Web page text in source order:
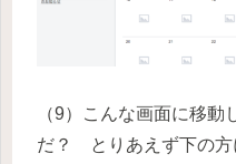
（9）こんな画面に移
だ？ とりあえず下の方